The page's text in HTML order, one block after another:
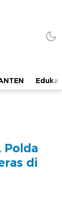
Polda
di